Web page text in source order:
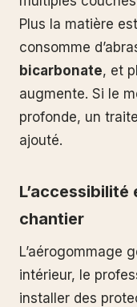
Plus la matière
consomme
bicarbonate, et
augmente. Si le
profonde, un
ajouté.
chantier
L’aérogommage
intérieur, le
installer des